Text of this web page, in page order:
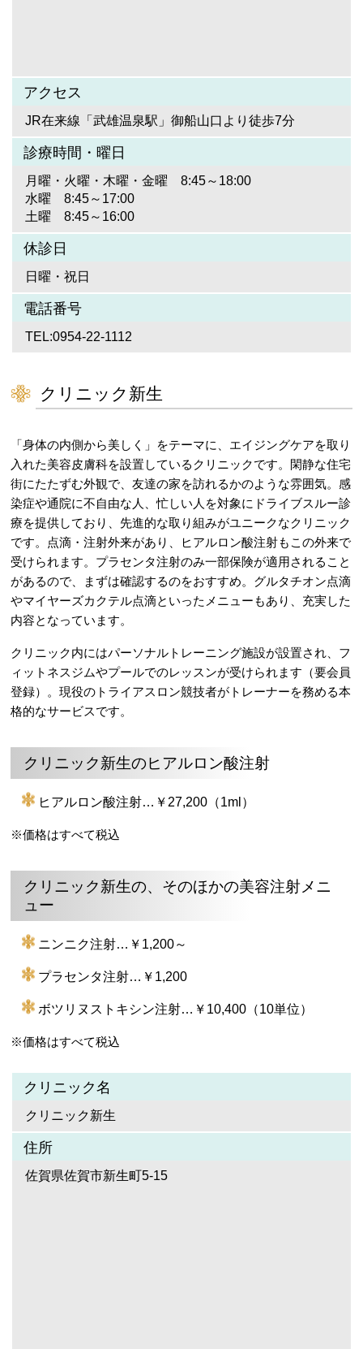
アクセス
JR在来線「武雄温泉駅」御船山口より徒歩7分
診療時間・曜日
月曜・火曜・木曜・金曜 8:45～18:00
水曜 8:45～17:00
土曜 8:45～16:00
休診日
日曜・祝日
電話番号
TEL:0954-22-1112
クリニック新生
「身体の内側から美しく」をテーマに、エイジングケアを取り
入れた美容皮膚科を設置しているクリニックです。閑静な住宅
街にたたずむ外観で、友達の家を訪れるかのような雰囲気。感
染症や通院に不自由な人、忙しい人を対象にドライブスルー診
療を提供しており、先進的な取り組みがユニークなクリニック
です。点滴・注射外来があり、ヒアルロン酸注射もこの外来で
受けられます。プラセンタ注射のみ一部保険が適用されること
があるので、まずは確認するのをおすすめ。グルタチオン点滴
やマイヤーズカクテル点滴といったメニューもあり、充実した
内容となっています。
クリニック内にはパーソナルトレーニング施設が設置され、フ
ィットネスジムやプールでのレッスンが受けられます（要会員
登録）。現役のトライアスロン競技者がトレーナーを務める本
格的なサービスです。
クリニック新生のヒアルロン酸注射
ヒアルロン酸注射…￥27,200（1ml）
※価格はすべて税込
クリニック新生の、そのほかの美容注射メニ
ュー
ニンニク注射…￥1,200～
プラセンタ注射…￥1,200
ボツリヌストキシン注射…￥10,400（10単位）
※価格はすべて税込
クリニック名
クリニック新生
住所
佐賀県佐賀市新生町5-15